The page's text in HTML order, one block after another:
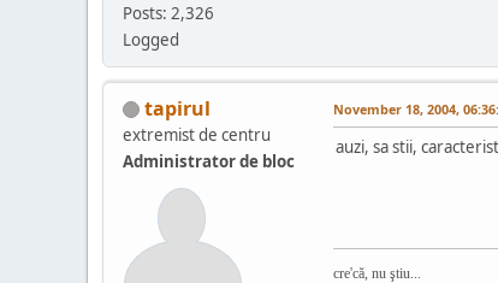
Posts: 2,326
Logged
tapirul
extremist de centru
Administrator de bloc
November 18, 2004,
auzi, sa stii,
cre'că, nu ştiu...